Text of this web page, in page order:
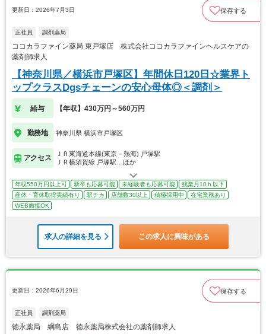
更新日：2026年7月3日 保存する
正社員 調剤薬局
ココカラファイン薬局 東戸塚店 株式会社ココカラファインヘルスケアの
薬剤師求人
【神奈川県／横浜市戸塚区】年間休日120日☆業界ト
ップクラスDgsチェーンの安心母体◎＜調剤＞
給与 【年収】430万円～560万円
勤務地 神奈川県 横浜市戸塚区
アクセス
ＪＲ東海道本線(東京－熱海) 戸塚駅
ＪＲ横須賀線 戸塚駅…ほか
年収550万円以上可 新卒も応募可能 未経験者も応募可能
残業月10ｈ以下
産休・育休取得実績有り
駅チカ 店舗数30以上 積極採用中
在宅業務あり
WEB面接OK
求人の詳細を見る この求人に興味がある
更新日：2026年6月29日 保存する
正社員 調剤薬局
徳永薬局 綱島店 徳永薬局株式会社の薬剤師求人